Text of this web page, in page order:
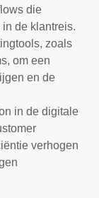
die
de klantreis.
zoals
om een
en de
in de digitale
verhogen